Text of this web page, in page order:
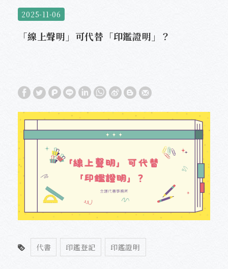
2025-11-06
「線上聲明」可代替「印鑑證明」？
代書 印鑑登記 印鑑證明